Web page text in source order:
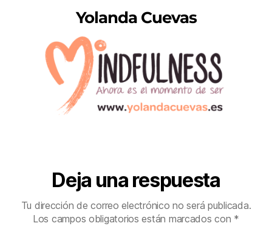
Yolanda Cuevas
Deja una respuesta
Tu dirección de correo electrónico no será publicada.
Los campos obligatorios están marcados con *